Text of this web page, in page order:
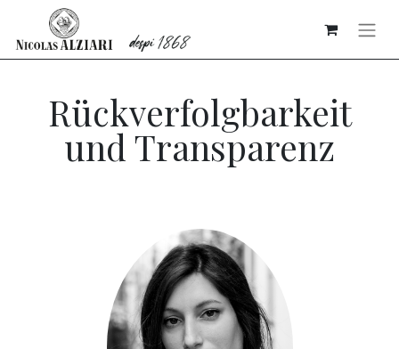
Rückverfolgbarkeit
und Transparenz